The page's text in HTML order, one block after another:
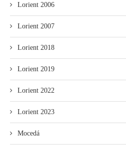
Lorient 2006
Lorient 2007
Lorient 2018
Lorient 2019
Lorient 2022
Lorient 2023
Mocedá